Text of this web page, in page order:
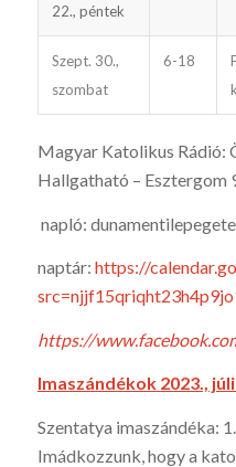
22., péntek
Szept. 30.,
szombat
6-18
Magyar Katolikus Rádió:
Hallgatható – Esztergom
napló:
naptár: https://
https://
Imaszándékok 2023.,
Szentatya imaszándéka:
Imádkozzunk, hogy a